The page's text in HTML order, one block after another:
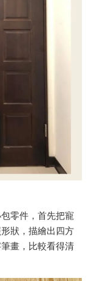
零件，首先把寵
狀，描繪出四方
畫，比較看得清